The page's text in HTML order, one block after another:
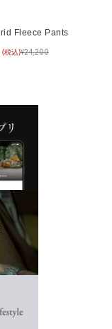
Fleece Pants
(税込)¥24,200